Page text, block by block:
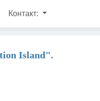
Контакт:
Island".